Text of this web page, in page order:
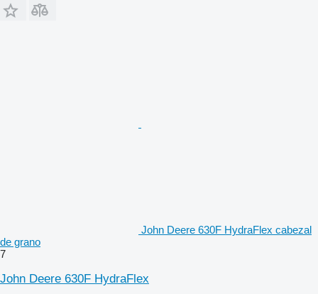
John Deere 630F HydraFlex cabezal
de grano
7
John Deere 630F HydraFlex